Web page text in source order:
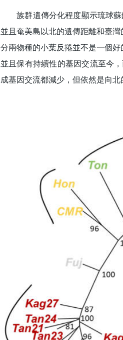
族群遺傳分化程度顯示琉球蘇
並且奄美島以北的遺傳距離和臺
分兩物種的小葉反捲並不是一個
並且保有持續性的基因交流至今
成基因交流都減少，但依然是向